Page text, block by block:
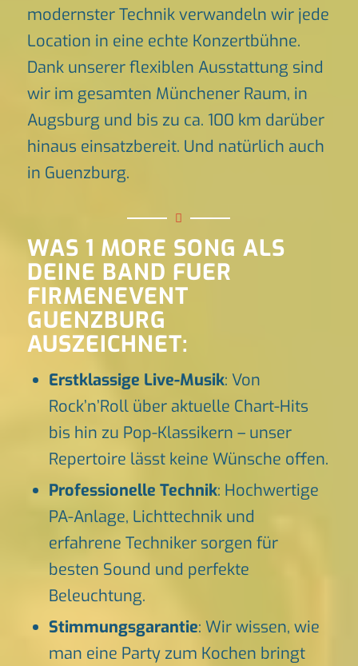
modernster Technik verwandeln wir jede
Location in eine echte Konzertbühne.
Dank unserer flexiblen Ausstattung sind
wir im gesamten Münchener Raum, in
Augsburg und bis zu ca. 100 km darüber
hinaus einsatzbereit. Und natürlich auch
in Guenzburg.
WAS 1 MORE SONG ALS
DEINE BAND FUER
FIRMENEVENT
GUENZBURG
AUSZEICHNET:
Erstklassige Live-Musik: Von
Rock’n’Roll über aktuelle Chart-Hits
bis hin zu Pop-Klassikern – unser
Repertoire lässt keine Wünsche offen.
Professionelle Technik: Hochwertige
PA-Anlage, Lichttechnik und
erfahrene Techniker sorgen für
besten Sound und perfekte
Beleuchtung.
Stimmungsgarantie: Wir wissen, wie
man eine Party zum Kochen bringt